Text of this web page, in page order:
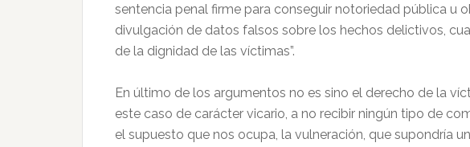
sentencia penal firme para conseguir notoriedad pública u
divulgación de datos falsos sobre los hechos delictivos,
de la dignidad de las víctimas”.
En último de los argumentos no es sino el derecho de la
este caso de carácter vicario, a no recibir ningún tipo de
el supuesto que nos ocupa, la vulneración, que supondría